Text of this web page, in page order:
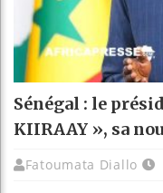
Sénégal : le
KIIRAAY », sa
Fatoumata Diallo